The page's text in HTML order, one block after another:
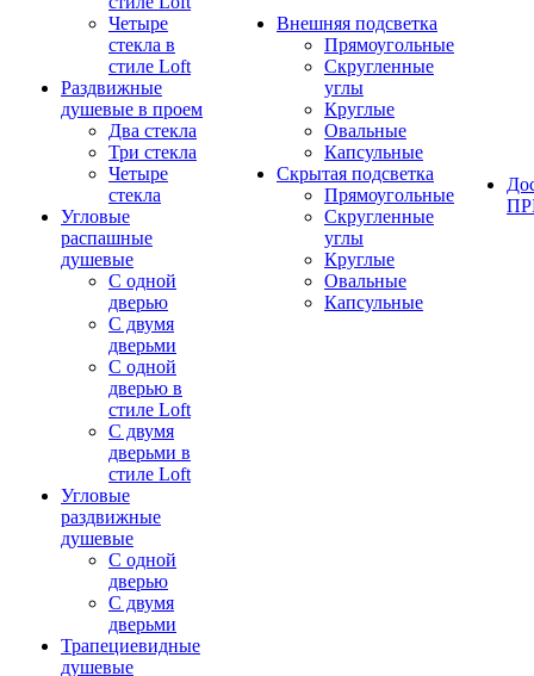
Четыре
стекла в
стиле Loft
Раздвижные
душевые в проем
Два стекла
Три стекла
Четыре
стекла
Угловые
распашные
душевые
С одной
дверью
С двумя
дверьми
С одной
дверью в
стиле Loft
С двумя
дверьми в
стиле Loft
Угловые
раздвижные
душевые
С одной
дверью
С двумя
дверьми
Трапециевидные
душевые
Внешняя подсветка
Прямоугольные
Скругленные
углы
Круглые
Овальные
Капсульные
Скрытая подсветка
Прямоугольные
Скругленные
углы
Круглые
Овальные
Капсульные